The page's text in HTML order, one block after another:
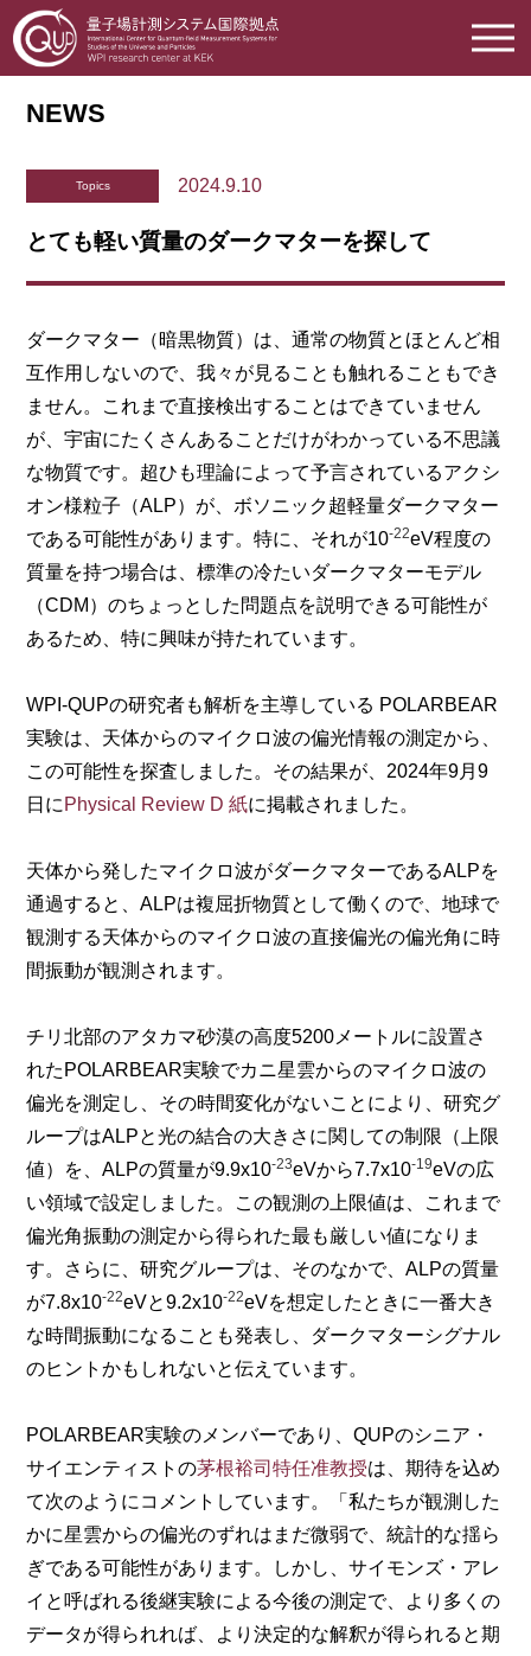
NEWS
Topics 2024.9.10
とても軽い質量のダークマターを探して
ダークマター（暗黒物質）は、通常の物質とほとんど相
互作用しないので、我々が見ることも触れることもでき
ません。これまで直接検出することはできていません
が、宇宙にたくさんあることだけがわかっている不思議
な物質です。超ひも理論によって予言されているアクシ
オン様粒子（ALP）が、ボソニック超軽量ダークマター
である可能性があります。特に、それが10-22eV程度の
質量を持つ場合は、標準の冷たいダークマターモデル
（CDM）のちょっとした問題点を説明できる可能性が
あるため、特に興味が持たれています。
WPI-QUPの研究者も解析を主導している POLARBEAR
実験は、天体からのマイクロ波の偏光情報の測定から、
この可能性を探査しました。その結果が、2024年9月9
日に Physical Review D 紙に掲載されました。
天体から発したマイクロ波がダークマターであるALPを
通過すると、ALPは複屈折物質として働くので、地球で
観測する天体からのマイクロ波の直接偏光の偏光角に時
間振動が観測されます。
チリ北部のアタカマ砂漠の高度5200メートルに設置さ
れたPOLARBEAR実験でカニ星雲からのマイクロ波の
偏光を測定し、その時間変化がないことにより、研究グ
ループはALPと光の結合の大きさに関しての制限（上限
値）を、ALPの質量が9.9x10-23eVから7.7x10-19eVの広
い領域で設定しました。この観測の上限値は、これまで
偏光角振動の測定から得られた最も厳しい値になりま
す。さらに、研究グループは、そのなかで、ALPの質量
が7.8x10-22eVと9.2x10-22eVを想定したときに一番大き
な時間振動になることも発表し、ダークマターシグナル
のヒントかもしれないと伝えています。
POLARBEAR実験のメンバーであり、QUPのシニア・
サイエンティストの茅根裕司特任准教授は、期待を込め
て次のようにコメントしています。「私たちが観測した
かに星雲からの偏光のずれはまだ微弱で、統計的な揺ら
ぎである可能性があります。しかし、サイモンズ・アレ
イと呼ばれる後継実験による今後の測定で、より多くの
データが得られれば、より決定的な解釈が得られると期